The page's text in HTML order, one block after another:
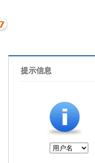
提示信息